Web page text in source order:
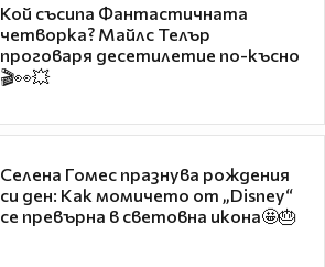
Кой съсипа Фантастичната
четворка? Майлс Телър
проговаря десетилетие по-късно
🎬👀💥
Селена Гомес празнува рождения
си ден: Как момичето от „Disney“
се превърна в световна икона🤩🎂